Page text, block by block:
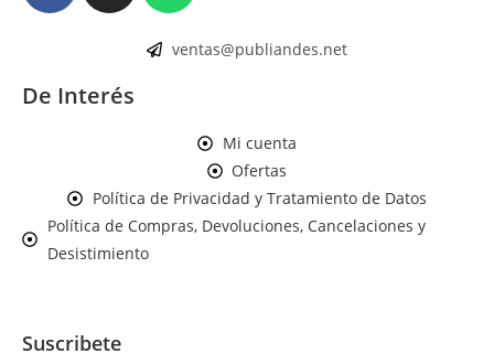
ventas@publiandes.net
De Interés
Mi cuenta
Ofertas
Política de Privacidad y Tratamiento de Datos
Política de Compras, Devoluciones, Cancelaciones y
Desistimiento
Suscribete